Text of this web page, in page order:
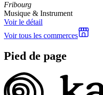
Fribourg
Musique & Instrument
Voir le détail
Voir tous les commerces
Pied de page